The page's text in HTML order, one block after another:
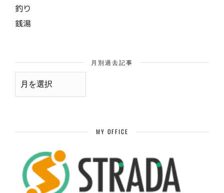
釣り
銭湯
月別過去記事
月
MY OFFICE